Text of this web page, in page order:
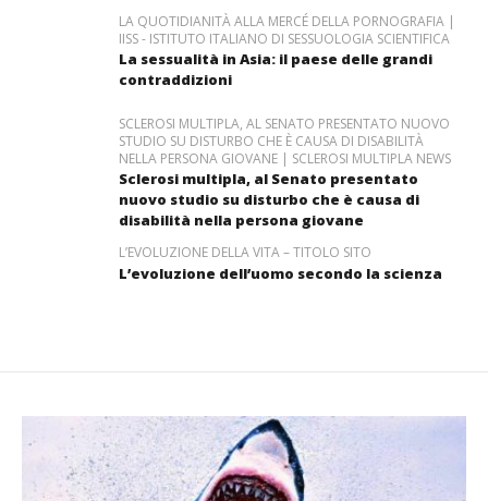
LA QUOTIDIANITÀ ALLA MERCÉ DELLA PORNOGRAFIA |
IISS - ISTITUTO ITALIANO DI SESSUOLOGIA SCIENTIFICA
La sessualità in Asia: il paese delle grandi
contraddizioni
SCLEROSI MULTIPLA, AL SENATO PRESENTATO NUOVO
STUDIO SU DISTURBO CHE È CAUSA DI DISABILITÀ
NELLA PERSONA GIOVANE | SCLEROSI MULTIPLA NEWS
Sclerosi multipla, al Senato presentato
nuovo studio su disturbo che è causa di
disabilità nella persona giovane
L’EVOLUZIONE DELLA VITA – TITOLO SITO
L’evoluzione dell’uomo secondo la scienza